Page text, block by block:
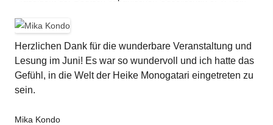
Herzlichen Dank für die wunderbare Veranstaltung und
Lesung im Juni! Es war so wundervoll und ich hatte das
Gefühl, in die Welt der Heike Monogatari eingetreten zu
sein.
Mika Kondo